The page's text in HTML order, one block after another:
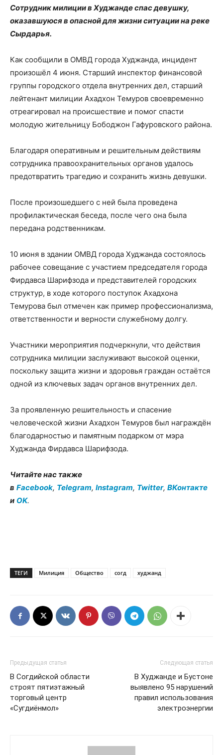
Сотрудник милиции в Худжанде спас девушку,
оказавшуюся в опасной для жизни ситуации на реке
Сырдарья.
Как сообщили в ОМВД города Худжанда, инцидент
произошёл 4 июня. Старший инспектор финансовой
группы городского отдела внутренних дел, старший
лейтенант милиции Ахадхон Темуров своевременно
отреагировал на происшествие и помог спасти
молодую жительницу Бободжон Гафуровского района.
Благодаря оперативным и решительным действиям
сотрудника правоохранительных органов удалось
предотвратить трагедию и сохранить жизнь девушки.
После произошедшего с ней была проведена
профилактическая беседа, после чего она была
передана родственникам.
10 июня в здании ОМВД города Худжанда состоялось
рабочее совещание с участием председателя города
Фирдавса Шарифзода и представителей городских
структур, в ходе которого поступок Ахадхона
Темурова был отмечен как пример профессионализма,
ответственности и верности служебному долгу.
Участники мероприятия подчеркнули, что действия
сотрудника милиции заслуживают высокой оценки,
поскольку защита жизни и здоровья граждан остаётся
одной из ключевых задач органов внутренних дел.
За проявленную решительность и спасение
человеческой жизни Ахадхон Темуров был награждён
благодарностью и памятным подарком от мэра
Худжанда Фирдавса Шарифзода.
Читайте нас также
в Facebook, Telegram, Instagram, Twitter, ВКонтакте
и OK.
ТЕГИ Милиция Общество согд худжанд
Предыдущая статья
В Согдийской области
строят пятиэтажный
торговый центр
«Сугдиёнмол»
Следующая статья
В Худжанде и Бустоне
выявлено 95 нарушений
правил использования
электроэнергии